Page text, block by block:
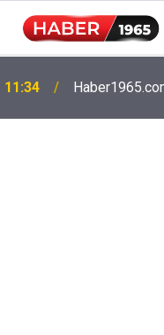
15:52
hesaplarda